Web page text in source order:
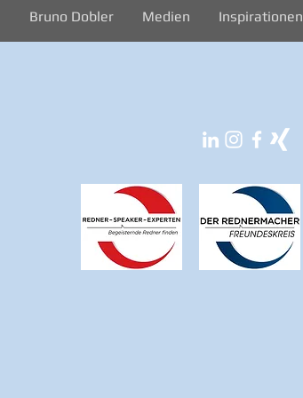
Bruno Dobler Medien Inspirationen